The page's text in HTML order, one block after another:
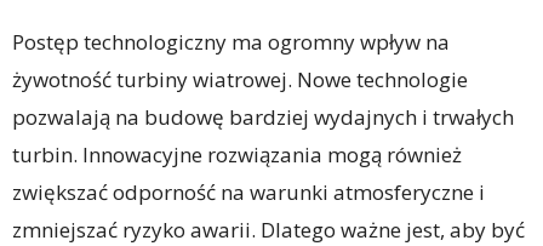
Postęp technologiczny ma ogromny wpływ na
żywotność turbiny wiatrowej. Nowe technologie
pozwalają na budowę bardziej wydajnych i trwałych
turbin. Innowacyjne rozwiązania mogą również
zwiększać odporność na warunki atmosferyczne i
zmniejszać ryzyko awarii. Dlatego ważne jest, aby być